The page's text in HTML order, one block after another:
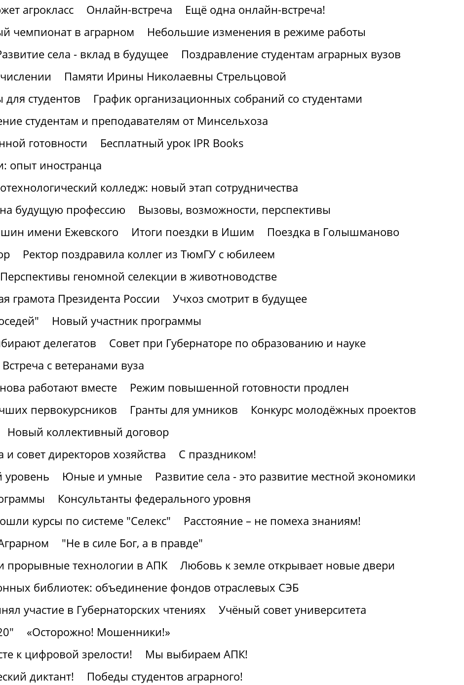
агрокласс
Онлайн-встреча
Ещё одна онлайн-встреча!
чемпионат в аграрном
Небольшие изменения в режиме работы
села - вклад в будущее
Поздравление студентам аграрных вузов
Памяти Ирины Николаевны Стрельцовой
студентов
График организационных собраний со студентами
студентам и преподавателям от Минсельхоза
готовности
Бесплатный урок IPR Books
опыт иностранца
колледж: новый этап сотрудничества
будущую профессию
Вызовы, возможности, перспективы
имени Ежевского
Итоги поездки в Ишим
Поездка в Голышманово
Ректор поздравила коллег из ТюмГУ с юбилеем
Перспективы геномной селекции в животноводстве
грамота Президента России
Учхоз смотрит в будущее
Новый участник программы
делегатов
Совет при Губернаторе по образованию и науке
Встреча с ветеранами вуза
работают вместе
Режим повышенной готовности продлен
первокурсников
Гранты для умников
Конкурс молодёжных проектов
Новый коллективный договор
совет директоров хозяйства
С праздником!
Юные и умные
Развитие села - это развитие местной экономики
Консультанты федерального уровня
курсы по системе "Селекс"
Расстояние – не помеха знаниям!
"Не в силе Бог, а в правде"
прорывные технологии в АПК
Любовь к земле открывает новые двери
библиотек: объединение фондов отраслевых СЭБ
участие в Губернаторских чтениях
Учёный совет университета
«Осторожно! Мошенники!»
к цифровой зрелости!
Мы выбираем АПК!
диктант!
Победы студентов аграрного!